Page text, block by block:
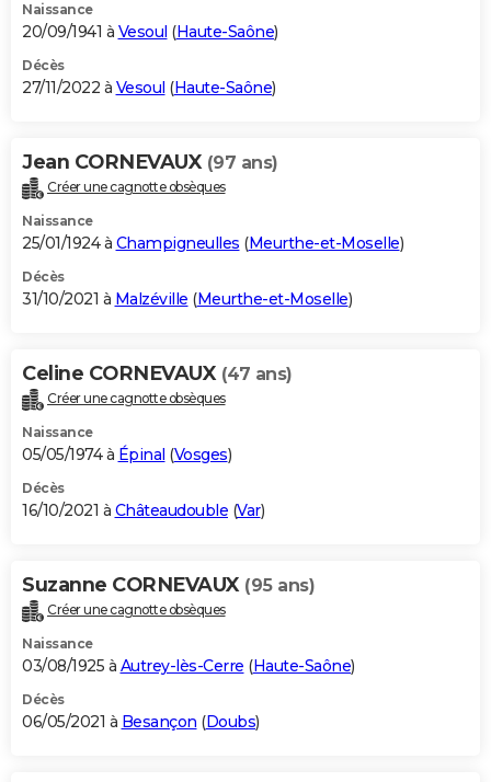
Naissance
20/09/1941 à Vesoul (Haute-Saône)
Décès
27/11/2022 à Vesoul (Haute-Saône)
Jean CORNEVAUX (97 ans)
Créer une cagnotte obsèques
Naissance
25/01/1924 à Champigneulles (Meurthe-et-Moselle)
Décès
31/10/2021 à Malzéville (Meurthe-et-Moselle)
Celine CORNEVAUX (47 ans)
Créer une cagnotte obsèques
Naissance
05/05/1974 à Épinal (Vosges)
Décès
16/10/2021 à Châteaudouble (Var)
Suzanne CORNEVAUX (95 ans)
Créer une cagnotte obsèques
Naissance
03/08/1925 à Autrey-lès-Cerre (Haute-Saône)
Décès
06/05/2021 à Besançon (Doubs)